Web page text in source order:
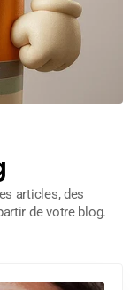
articles, des
de votre blog.